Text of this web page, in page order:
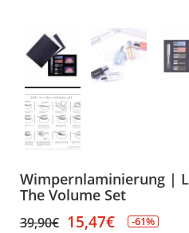
Wimpernlaminierung |
The Volume Set
39,90€ 15,47€ -61%